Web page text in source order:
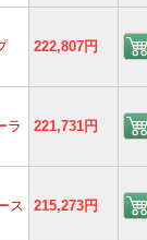
222,807円
ラ 221,731円
ス 215,273円